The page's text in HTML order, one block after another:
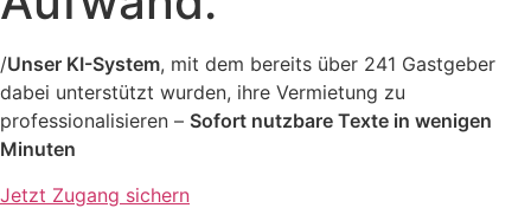
/Unser KI-System, mit dem bereits über 241 Gastgeber
dabei unterstützt wurden, ihre Vermietung zu
professionalisieren – Sofort nutzbare Texte in wenigen
Minuten
Jetzt Zugang sichern